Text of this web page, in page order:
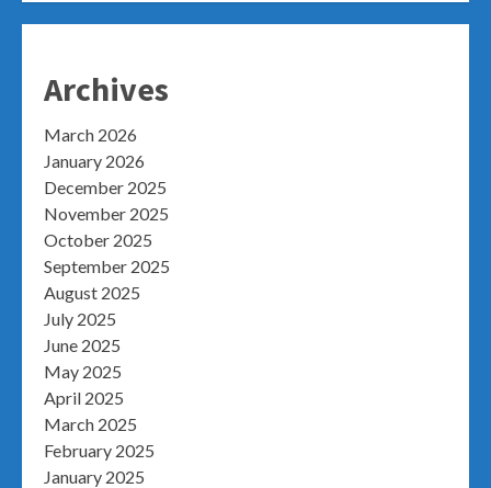
Archives
March 2026
January 2026
December 2025
November 2025
October 2025
September 2025
August 2025
July 2025
June 2025
May 2025
April 2025
March 2025
February 2025
January 2025